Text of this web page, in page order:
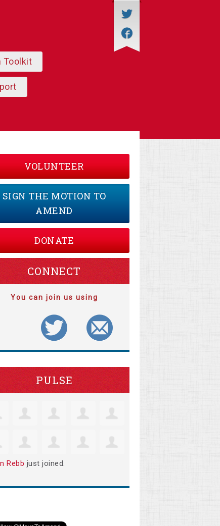
Toolkit
VOLUNTEER
SIGN THE MOTION TO
AMEND
DONATE
CONNECT
You can join us using
PULSE
Rebb just joined.